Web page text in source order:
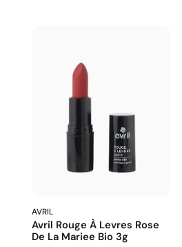
AVRIL
Avril Rouge À Levres Rose
De La Mariee Bio 3g